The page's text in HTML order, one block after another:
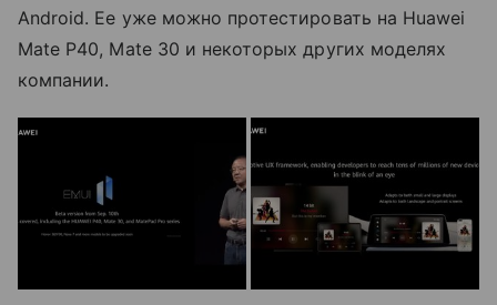
Android. Ее уже можно протестировать на Huawei
Mate P40, Mate 30 и некоторых других моделях
компании.